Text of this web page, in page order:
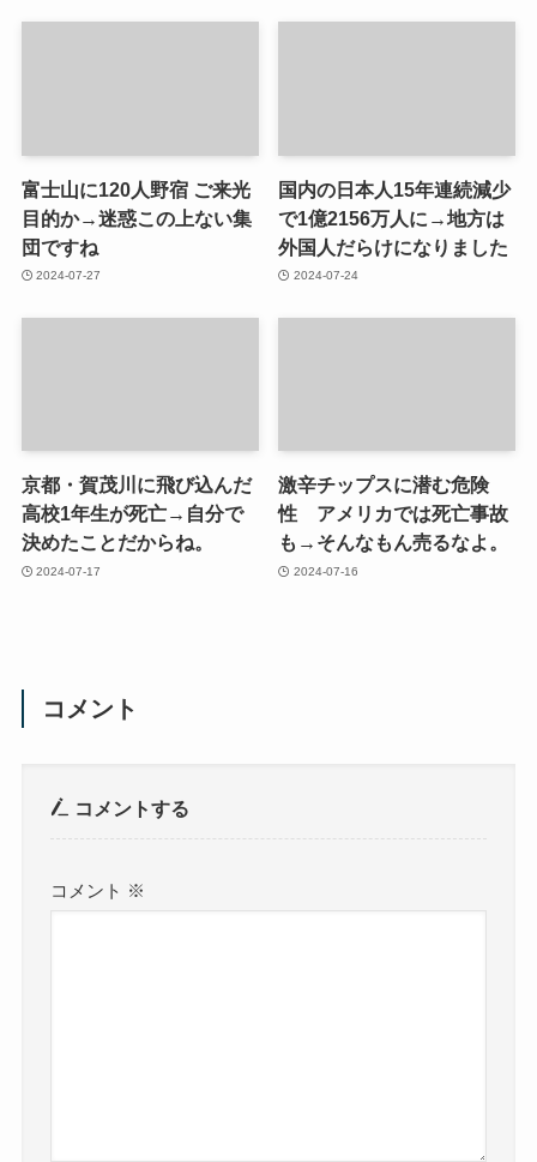
富士山に120人野宿 ご来光
目的か→迷惑この上ない集
団ですね
2024-07-27
国内の日本人15年連続減少
で1億2156万人に→地方は
外国人だらけになりました
2024-07-24
京都・賀茂川に飛び込んだ
高校1年生が死亡→自分で
決めたことだからね。
2024-07-17
激辛チップスに潜む危険
性 アメリカでは死亡事故
も→そんなもん売るなよ。
2024-07-16
コメント
コメントする
コメント ※